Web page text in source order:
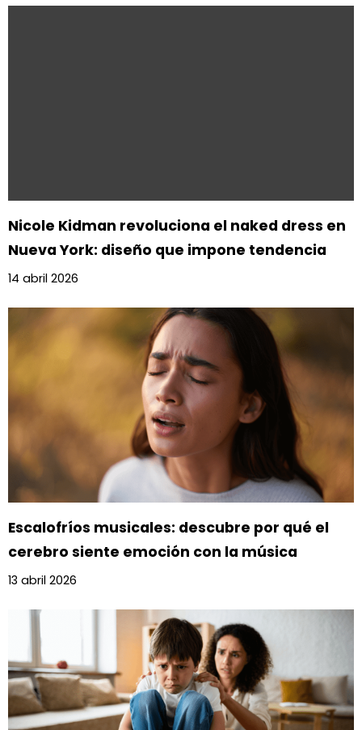
Nicole Kidman revoluciona el naked dress en
Nueva York: diseño que impone tendencia
14 abril 2026
Escalofríos musicales: descubre por qué el
cerebro siente emoción con la música
13 abril 2026